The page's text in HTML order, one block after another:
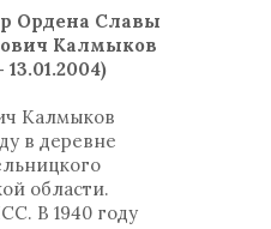
Ордена Славы
Калмыков
13.01.2004)
Калмыков
в деревне
области.
В 1940 году